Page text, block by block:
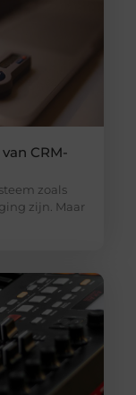
CRM-
zoals
zijn. Maar